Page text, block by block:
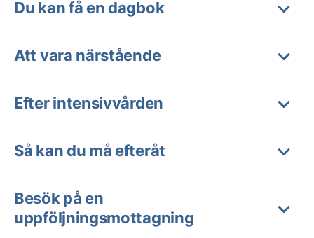
Du kan få en dagbok
Att vara närstående
Efter intensivvården
Så kan du må efteråt
Besök på en
uppföljningsmottagning